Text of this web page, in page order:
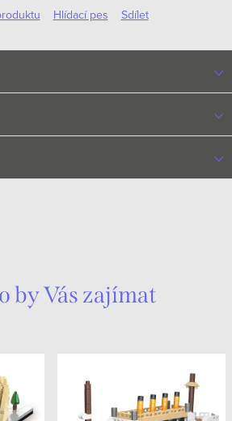
Hlídací pes Sdílet
by Vás zajímat